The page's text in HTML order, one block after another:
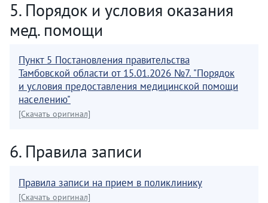
5. Порядок и условия оказания
мед. помощи
Пункт 5 Постановления правительства
Тамбовской области от 15.01.2026 №7. "Порядок
и условия предоставления медицинской помощи
населению"
[Скачать оригинал]
6. Правила записи
Правила записи на прием в поликлинику
[Скачать оригинал]